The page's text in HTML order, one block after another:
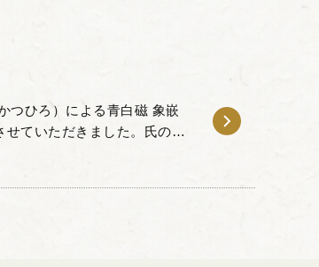
つひろ）による青白磁 象嵌
ていただきました。氏の代